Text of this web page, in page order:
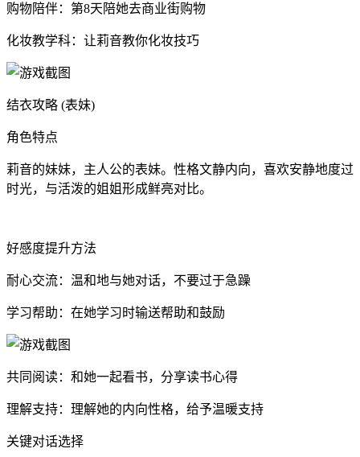
购物陪伴：第8天陪她去商业街购物
化妆教学科：让莉音教你化妆技巧
结衣攻略 (表妹)
角色特点
莉音的妹妹，主人公的表妹。性格文静内向，喜欢安静地度过
时光，与活泼的姐姐形成鲜亮对比。
好感度提升方法
耐心交流：温和地与她对话，不要过于急躁
学习帮助：在她学习时输送帮助和鼓励
共同阅读：和她一起看书，分享读书心得
理解支持：理解她的内向性格，给予温暖支持
关键对话选择